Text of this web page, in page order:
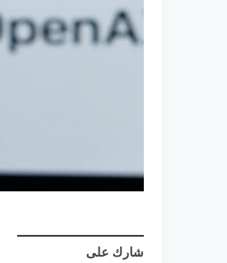
شارك على